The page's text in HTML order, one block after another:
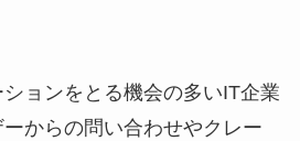
ョンをとる機会の多いIT企業
からの問い合わせやクレー